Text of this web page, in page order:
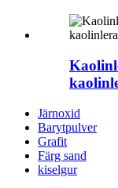
Järnoxid
Barytpulver
Grafit
Färg sand
kiselgur